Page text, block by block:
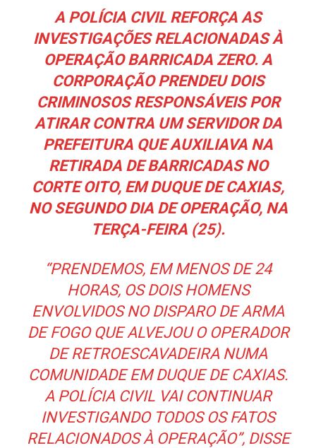
A POLÍCIA CIVIL REFORÇA AS
INVESTIGAÇÕES RELACIONADAS À
OPERAÇÃO BARRICADA ZERO. A
CORPORAÇÃO PRENDEU DOIS
CRIMINOSOS RESPONSÁVEIS POR
ATIRAR CONTRA UM SERVIDOR DA
PREFEITURA QUE AUXILIAVA NA
RETIRADA DE BARRICADAS NO
CORTE OITO, EM DUQUE DE CAXIAS,
NO SEGUNDO DIA DE OPERAÇÃO, NA
TERÇA-FEIRA (25).
“PRENDEMOS, EM MENOS DE 24
HORAS, OS DOIS HOMENS
ENVOLVIDOS NO DISPARO DE ARMA
DE FOGO QUE ALVEJOU O OPERADOR
DE RETROESCAVADEIRA NUMA
COMUNIDADE EM DUQUE DE CAXIAS.
A POLÍCIA CIVIL VAI CONTINUAR
INVESTIGANDO TODOS OS FATOS
RELACIONADOS À OPERAÇÃO”, DISSE